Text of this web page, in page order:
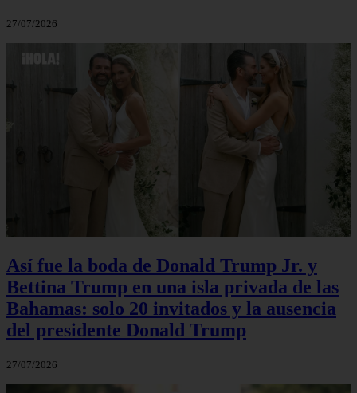
27/07/2026
Así fue la boda de Donald Trump Jr. y
Bettina Trump en una isla privada de las
Bahamas: solo 20 invitados y la ausencia
del presidente Donald Trump
27/07/2026